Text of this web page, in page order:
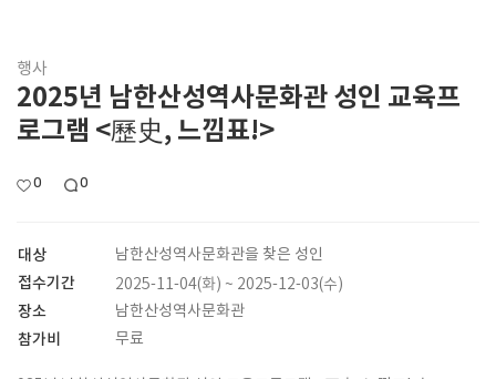
행사
2025년 남한산성역사문화관 성인 교육프
로그램 <歷史, 느낌표!>
0 0
대상 남한산성역사문화관을 찾은 성인
접수기간 2025-11-04(화) ~ 2025-12-03(수)
장소 남한산성역사문화관
참가비 무료